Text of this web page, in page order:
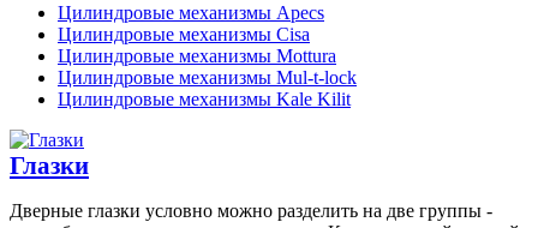
Цилиндровые механизмы Apecs
Цилиндровые механизмы Cisa
Цилиндровые механизмы Mottura
Цилиндровые механизмы Mul-t-lock
Цилиндровые механизмы Kale Kilit
Глазки
Дверные глазки условно можно разделить на две группы -